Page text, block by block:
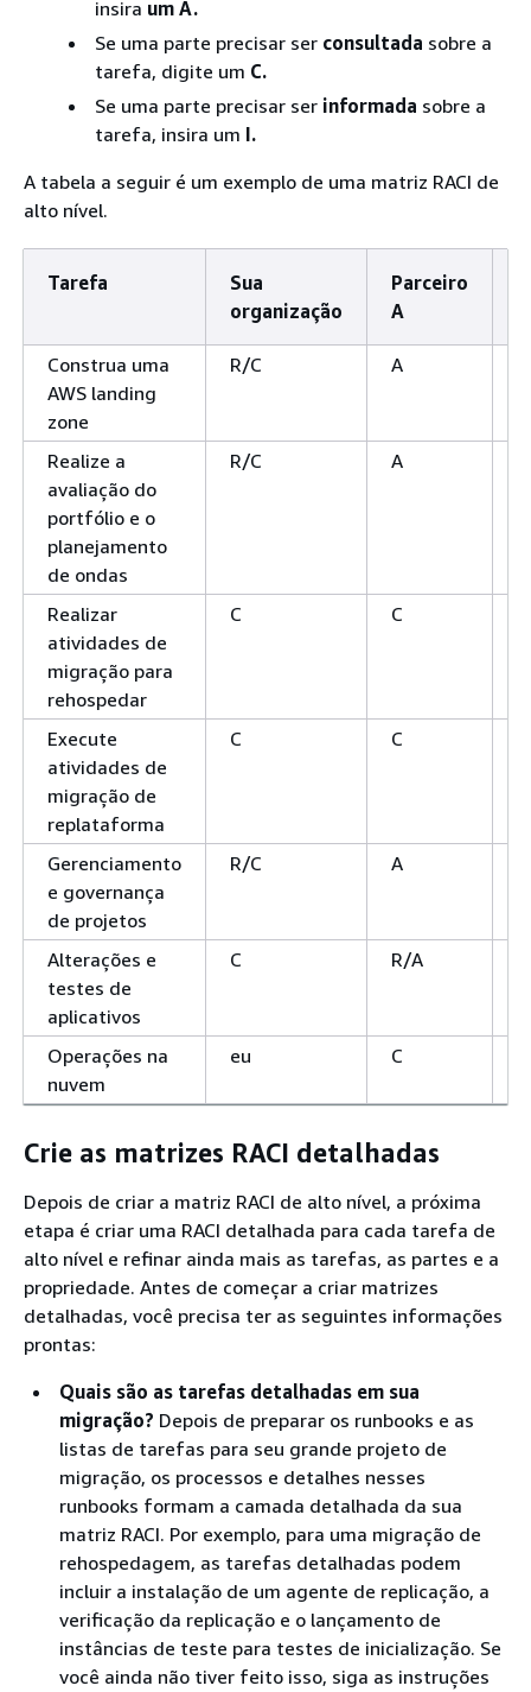
insira um A.
Se uma parte precisar ser consultada sobre a
tarefa, digite um C.
Se uma parte precisar ser informada sobre a
tarefa, insira um I.
A tabela a seguir é um exemplo de uma matriz RACI de
alto nível.
Tarefa
Sua
organização
Parceiro
A
Construa uma
AWS landing
zone
R/C A
Realize a
avaliação do
portfólio e o
planejamento
de ondas
R/C A
Realizar
atividades de
migração para
rehospedar
C C
Execute
atividades de
migração de
replataforma
C C
Gerenciamento
e governança
de projetos
R/C A
Alterações e
testes de
aplicativos
C R/A
Operações na
nuvem
eu C
Crie as matrizes RACI detalhadas
Depois de criar a matriz RACI de alto nível, a próxima
etapa é criar uma RACI detalhada para cada tarefa de
alto nível e refinar ainda mais as tarefas, as partes e a
propriedade. Antes de começar a criar matrizes
detalhadas, você precisa ter as seguintes informações
prontas:
Quais são as tarefas detalhadas em sua
migração? Depois de preparar os runbooks e as
listas de tarefas para seu grande projeto de
migração, os processos e detalhes nesses
runbooks formam a camada detalhada da sua
matriz RACI. Por exemplo, para uma migração de
rehospedagem, as tarefas detalhadas podem
incluir a instalação de um agente de replicação, a
verificação da replicação e o lançamento de
instâncias de teste para testes de inicialização. Se
você ainda não tiver feito isso, siga as instruções